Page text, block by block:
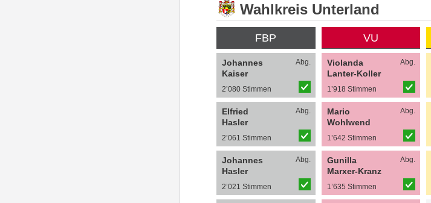
Wahlkreis Unterland
FBP
Johannes
Kaiser
Abg.
2’080 Stimmen
Elfried
Hasler
Abg.
2’061 Stimmen
Johannes
Hasler
Abg.
2’021 Stimmen
VU
Violanda
Lanter-Koller
Abg.
1’918 Stimmen
Mario
Wohlwend
Abg.
1’642 Stimmen
Gunilla
Marxer-Kranz
Abg.
1’635 Stimmen